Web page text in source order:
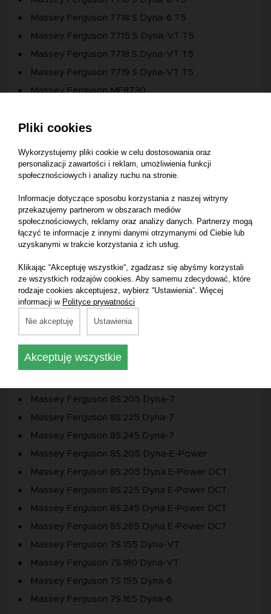
Massey Ferguson 7718 S Dyna-6 T5
Massey Ferguson 7715 S Dyna-VT T5
Massey Ferguson 7718 S Dyna-VT T5
Massey Ferguson 7719 S Dyna-VT T5
Massey Ferguson MF8730
Massey Ferguson 6713 S Dyna-VT T5
Massey Ferguson MF8727
Massey Ferguson MF8735
Massey Ferguson 8737 S
Massey Ferguson 6716 S Dyna-VT T5
Massey Ferguson 8S.265 Dyna-7
Massey Ferguson 6714 S Dyna-6 T5
Massey Ferguson 6715 S Dyna-6 T5
Massey Ferguson 6716 S Dyna-6 T5
Massey Ferguson 6718 S Dyna-6 T5
Massey Ferguson 6714 S Dyna-VT T5
Massey Ferguson 6718 S Dyna-VT T5
Massey Ferguson 8S.205 Dyna-7
Massey Ferguson 8S.225 Dyna-7
Massey Ferguson 8S.245 Dyna-7
Massey Ferguson 8S.205 Dyna-E-Power
Massey Ferguson 8S.205 Dyna E-Power DCT
Massey Ferguson 8S.225 Dyna E-Power DCT
Massey Ferguson 8S.245 Dyna E-Power DCT
Massey Ferguson 8S.265 Dyna E-Power DCT
Massey Ferguson 7S.155 Dyna-VT
Massey Ferguson 7S.180 Dyna-VT
Massey Ferguson 7S.155 Dyna-6
Massey Ferguson 7S.165 Dyna-6
Pliki cookies
Wykorzystujemy pliki cookie w celu dostosowania oraz
personalizacji zawartości i reklam, umożliwienia funkcji
społecznościowych i analizy ruchu na stronie.
Informacje dotyczące sposobu korzystania z naszej witryny
przekazujemy partnerom w obszarach mediów
społecznościowych, reklamy oraz analizy danych. Partnerzy mogą
łączyć te informacje z innymi danymi otrzymanymi od Ciebie lub
uzyskanymi w trakcie korzystania z ich usług.
Klikając “Akceptuję wszystkie“, zgadzasz się abyśmy korzystali
ze wszystkich rodzajów cookies. Aby samemu zdecydować, które
rodzaje cookies akceptujesz, wybierz “Ustawienia“. Więcej
informacji w Polityce prywatności
Nie akceptuję Ustawienia
Akceptuję wszystkie